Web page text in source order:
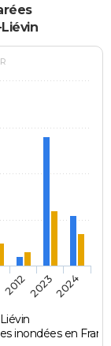
inondées en
201220232024